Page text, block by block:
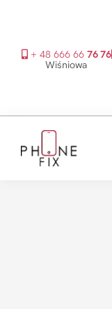
+ 48 666 66 76 76
Wiśniowa
głównego